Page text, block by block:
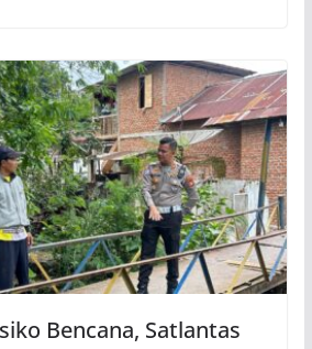
Bencana, Satlantas